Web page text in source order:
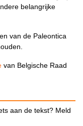
belangrijke
van de Paleontica
van Belgische Raad
aan de tekst? Meld